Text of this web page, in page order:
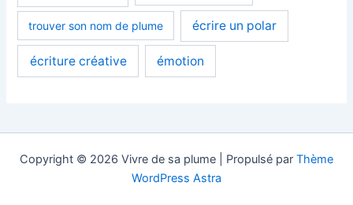
trouver son nom de plume écrire un polar
écriture créative émotion
Copyright © 2026 Vivre de sa plume | Propulsé par Thème
WordPress Astra